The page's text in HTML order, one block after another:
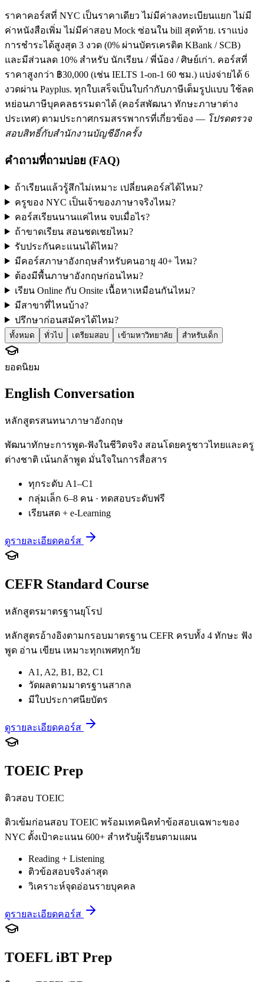
ราคาคอร์สที่ NYC เป็นราคาเดียว ไม่มีค่าลงทะเบียนแยก ไม่มี
ค่าหนังสือเพิ่ม ไม่มีค่าสอบ Mock ซ่อนใน bill สุดท้าย. เราแบ่ง
การชำระได้สูงสุด 3 งวด (0% ผ่านบัตรเครดิต KBank / SCB)
และมีส่วนลด 10% สำหรับ นักเรียน / พี่น้อง / ศิษย์เก่า. คอร์สที่
ราคาสูงกว่า ฿30,000 (เช่น IELTS 1-on-1 60 ชม.) แบ่งจ่ายได้ 6
งวดผ่าน Payplus. ทุกใบเสร็จเป็นใบกำกับภาษีเต็มรูปแบบ ใช้ลด
หย่อนภาษีบุคคลธรรมดาได้ (คอร์สพัฒนา ทักษะภาษาต่าง
ประเทศ) ตามประกาศกรมสรรพากรที่เกี่ยวข้อง — โปรดตรวจ
สอบสิทธิ์กับสำนักงานบัญชีอีกครั้ง
คำถามที่ถามบ่อย (FAQ)
ถ้าเรียนแล้วรู้สึกไม่เหมาะ เปลี่ยนคอร์สได้ไหม?
ครูของ NYC เป็นเจ้าของภาษาจริงไหม?
คอร์สเรียนนานแค่ไหน จบเมื่อไร?
ถ้าขาดเรียน สอนชดเชยไหม?
รับประกันคะแนนได้ไหม?
มีคอร์สภาษาอังกฤษสำหรับคนอายุ 40+ ไหม?
ต้องมีพื้นภาษาอังกฤษก่อนไหม?
เรียน Online กับ Onsite เนื้อหาเหมือนกันไหม?
มีสาขาที่ไหนบ้าง?
ปรึกษาก่อนสมัครได้ไหม?
ทั้งหมด ทั่วไป เตรียมสอบ เข้ามหาวิทยาลัย สำหรับเด็ก
ยอดนิยม
English Conversation
หลักสูตรสนทนาภาษาอังกฤษ
พัฒนาทักษะการพูด-ฟังในชีวิตจริง สอนโดยครูชาวไทยและครู
ต่างชาติ เน้นกล้าพูด มั่นใจในการสื่อสาร
ทุกระดับ A1–C1
กลุ่มเล็ก 6–8 คน · ทดสอบระดับฟรี
เรียนสด + e-Learning
ดูรายละเอียดคอร์ส
CEFR Standard Course
หลักสูตรมาตรฐานยุโรป
หลักสูตรอ้างอิงตามกรอบมาตรฐาน CEFR ครบทั้ง 4 ทักษะ ฟัง
พูด อ่าน เขียน เหมาะทุกเพศทุกวัย
A1, A2, B1, B2, C1
วัดผลตามมาตรฐานสากล
มีใบประกาศนียบัตร
ดูรายละเอียดคอร์ส
TOEIC Prep
ติวสอบ TOEIC
ติวเข้มก่อนสอบ TOEIC พร้อมเทคนิคทำข้อสอบเฉพาะของ
NYC ตั้งเป้าคะแนน 600+ สำหรับผู้เรียนตามแผน
Reading + Listening
ติวข้อสอบจริงล่าสุด
วิเคราะห์จุดอ่อนรายบุคคล
ดูรายละเอียดคอร์ส
TOEFL iBT Prep